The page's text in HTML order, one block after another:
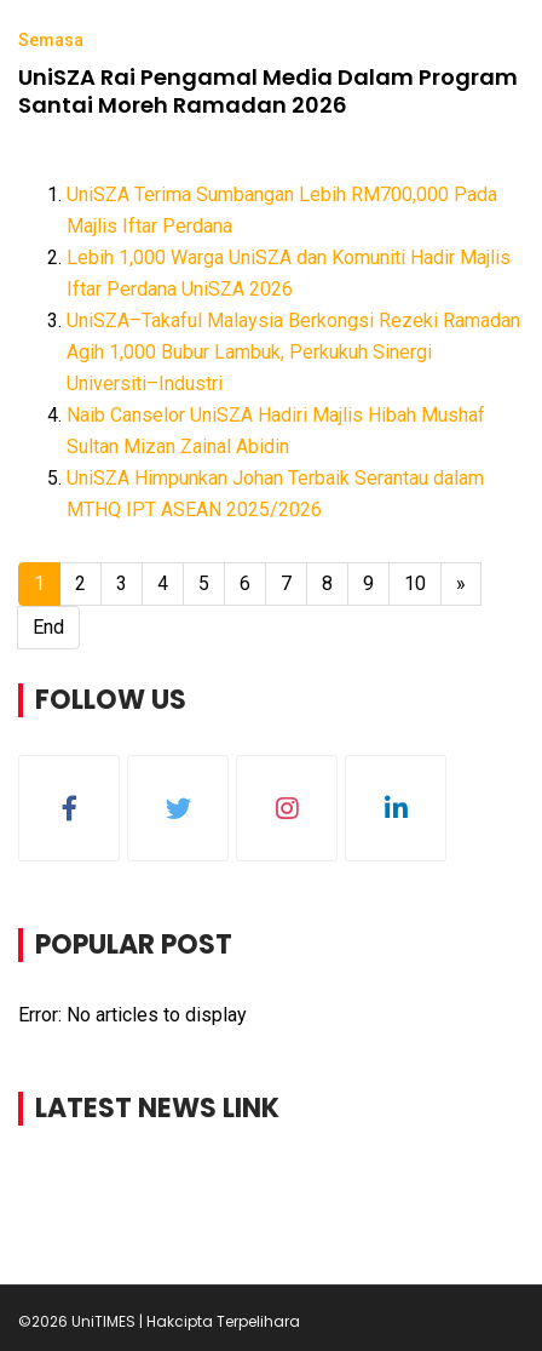
Semasa
UniSZA Rai Pengamal Media Dalam Program
Santai Moreh Ramadan 2026
UniSZA Terima Sumbangan Lebih RM700,000 Pada
Majlis Iftar Perdana
Lebih 1,000 Warga UniSZA dan Komuniti Hadir Majlis
Iftar Perdana UniSZA 2026
UniSZA–Takaful Malaysia Berkongsi Rezeki Ramadan
Agih 1,000 Bubur Lambuk, Perkukuh Sinergi
Universiti–Industri
Naib Canselor UniSZA Hadiri Majlis Hibah Mushaf
Sultan Mizan Zainal Abidin
UniSZA Himpunkan Johan Terbaik Serantau dalam
MTHQ IPT ASEAN 2025/2026
1 2 3 4 5 6 7 8 9 10
»
End
FOLLOW US
POPULAR POST
Error: No articles to display
LATEST NEWS LINK
©2026 UniTIMES | Hakcipta Terpelihara